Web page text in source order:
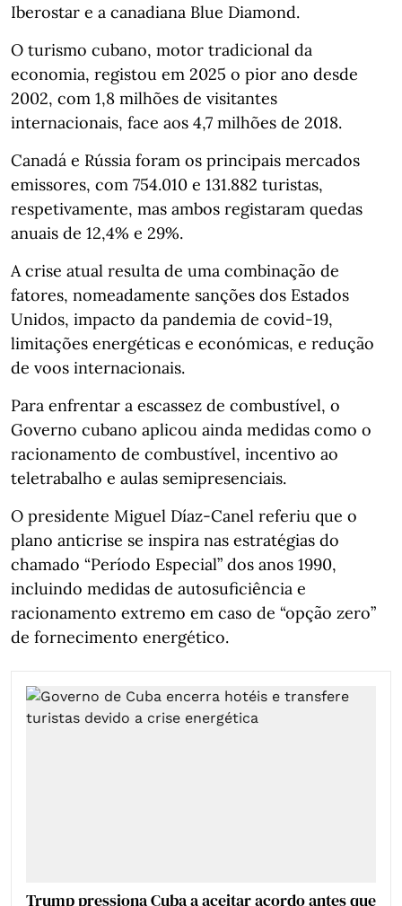
Iberostar e a canadiana Blue Diamond.
O turismo cubano, motor tradicional da
economia, registou em 2025 o pior ano desde
2002, com 1,8 milhões de visitantes
internacionais, face aos 4,7 milhões de 2018.
Canadá e Rússia foram os principais mercados
emissores, com 754.010 e 131.882 turistas,
respetivamente, mas ambos registaram quedas
anuais de 12,4% e 29%.
A crise atual resulta de uma combinação de
fatores, nomeadamente sanções dos Estados
Unidos, impacto da pandemia de covid-19,
limitações energéticas e económicas, e redução
de voos internacionais.
Para enfrentar a escassez de combustível, o
Governo cubano aplicou ainda medidas como o
racionamento de combustível, incentivo ao
teletrabalho e aulas semipresenciais.
O presidente Miguel Díaz-Canel referiu que o
plano anticrise se inspira nas estratégias do
chamado “Período Especial” dos anos 1990,
incluindo medidas de autosuficiência e
racionamento extremo em caso de “opção zero”
de fornecimento energético.
Trump pressiona Cuba a aceitar acordo antes que